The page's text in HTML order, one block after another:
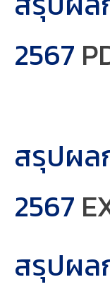
2567
สรุปผล
2567
สรุปผล